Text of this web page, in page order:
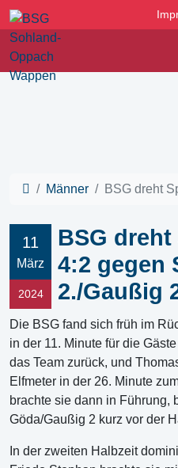
Männer BSG dreht
11
März
2024
BSG
4:2 gegen
2./Gaußig
Die BSG fand sich früh im
in der 11. Minute für die
das Team zurück, und
Elfmeter in der 26. Minute
brachte sie dann in Führung,
Göda/Gaußig 2 kurz vor der
In der zweiten Halbzeit